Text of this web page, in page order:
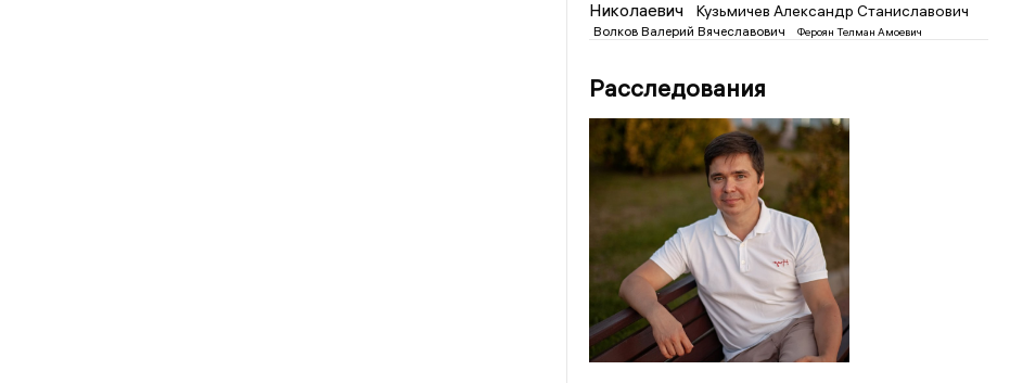
Николаевич
Кузьмичев Александр Станиславович
Волков Валерий Вячеславович Фероян Телман Амоевич
Расследования